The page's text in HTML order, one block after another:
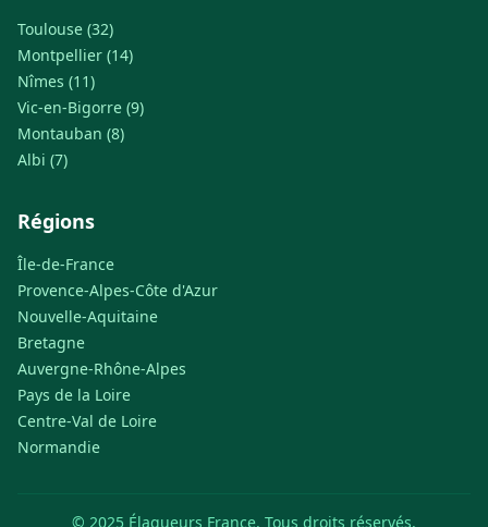
Toulouse (32)
Montpellier (14)
Nîmes (11)
Vic-en-Bigorre (9)
Montauban (8)
Albi (7)
Régions
Île-de-France
Provence-Alpes-Côte d'Azur
Nouvelle-Aquitaine
Bretagne
Auvergne-Rhône-Alpes
Pays de la Loire
Centre-Val de Loire
Normandie
© 2025 Élagueurs France. Tous droits réservés.